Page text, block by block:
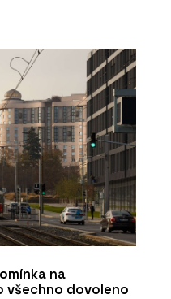
na
všechno dovoleno